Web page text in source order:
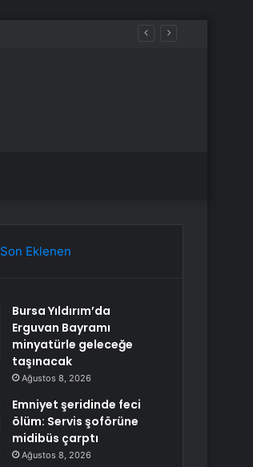
Son Eklenen
Bursa Yıldırım’da
Erguvan Bayramı
minyatürle geleceğe
taşınacak
Ağustos 8, 2026
Emniyet şeridinde feci
ölüm: Servis şoförüne
midibüs çarptı
Ağustos 8, 2026